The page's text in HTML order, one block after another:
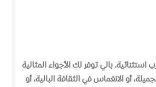
بالي توفر لك الأجواء المثالية
أو الانغماس في الثقافة البالية، أو